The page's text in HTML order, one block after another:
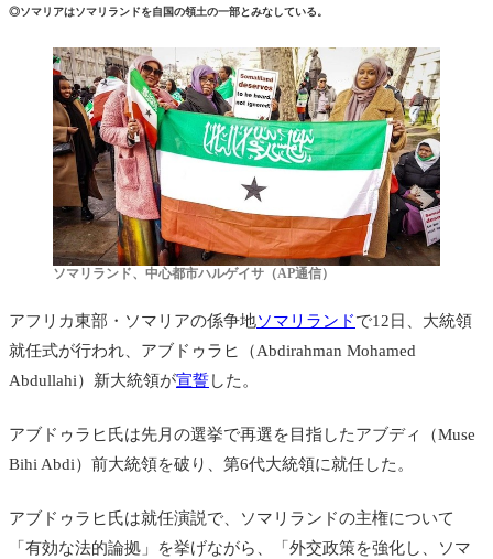
◎ソマリアはソマリランドを自国の領土の一部とみなしている。
ソマリランド、中心都市ハルゲイサ（AP通信）
アフリカ東部・ソマリアの係争地ソマリランドで12日、大統領
就任式が行われ、アブドゥラヒ（Abdirahman Mohamed
Abdullahi）新大統領が宣誓した。
アブドゥラヒ氏は先月の選挙で再選を目指したアブディ（Muse
Bihi Abdi）前大統領を破り、第6代大統領に就任した。
アブドゥラヒ氏は就任演説で、ソマリランドの主権について
「有効な法的論拠」を挙げながら、「外交政策を強化し、ソマ